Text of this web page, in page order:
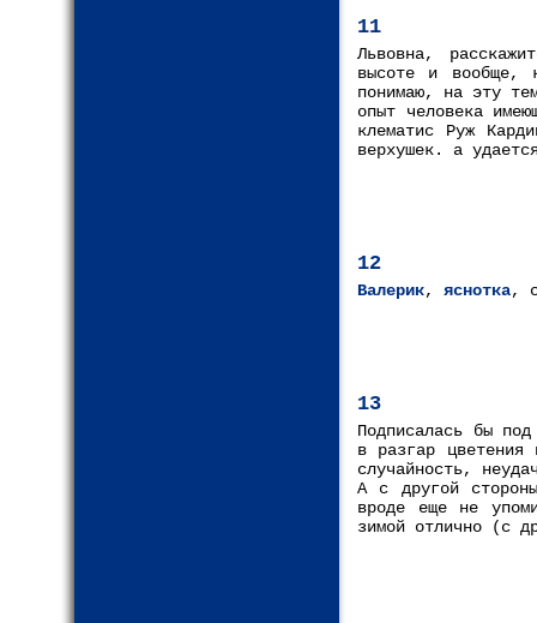
11
Львовна,
высоте и вообще,
понимаю, на эту
опыт человека
клематис Руж
верхушек. а
12
Валерик, яснотка,
13
Подписалась бы
в разгар
случайность,
А c другой
вроде еще не
зимой отлично (с